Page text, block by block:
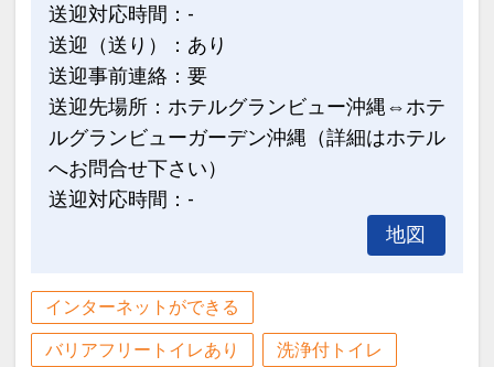
送迎対応時間：-
送迎（送り）：あり
送迎事前連絡：要
送迎先場所：ホテルグランビュー沖縄⇔ホテ
ルグランビューガーデン沖縄（詳細はホテル
へお問合せ下さい）
送迎対応時間：-
地図
インターネットができる
バリアフリートイレあり 洗浄付トイレ